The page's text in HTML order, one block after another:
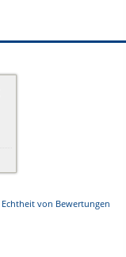
Echtheit von Bewertungen